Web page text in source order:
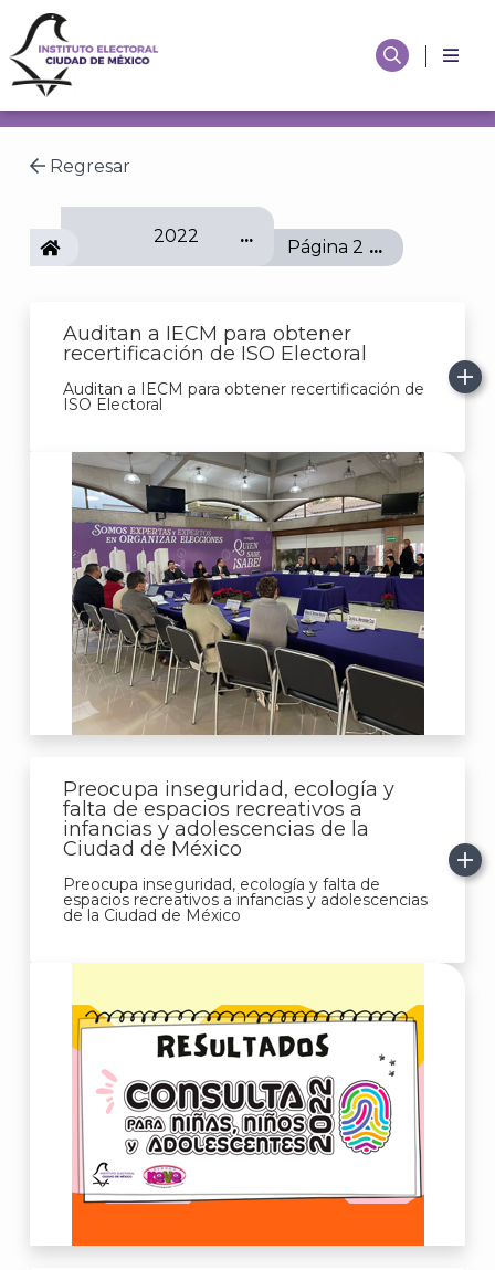
Regresar
2022
Página 2
Auditan a IECM para obtener
recertificación de ISO Electoral
Auditan a IECM para obtener recertificación de
ISO Electoral
Preocupa inseguridad, ecología y
falta de espacios recreativos a
infancias y adolescencias de la
Ciudad de México
Preocupa inseguridad, ecología y falta de
espacios recreativos a infancias y adolescencias
de la Ciudad de México